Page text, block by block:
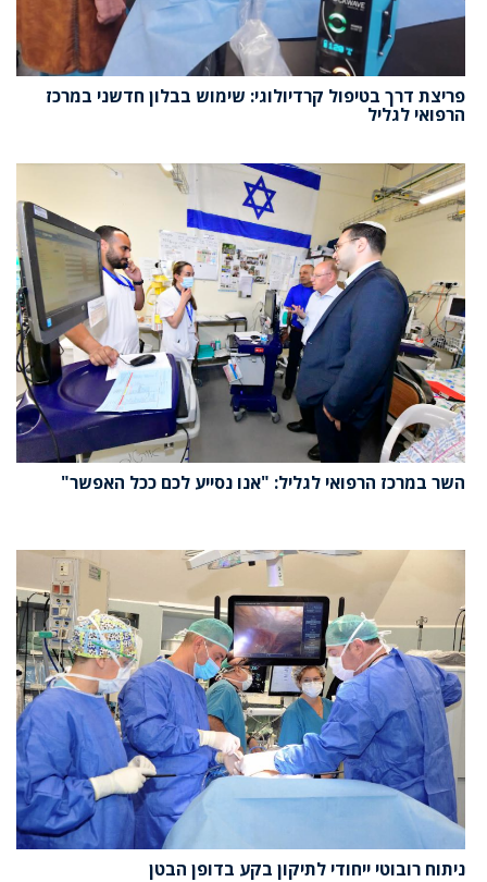
פריצת דרך בטיפול קרדיולוגי: שימוש בבלון חדשני במרכז
הרפואי לגליל
השר במרכז הרפואי לגליל: "אנו נסייע לכם ככל האפשר"
ניתוח רובוטי ייחודי לתיקון בקע בדופן הבטן